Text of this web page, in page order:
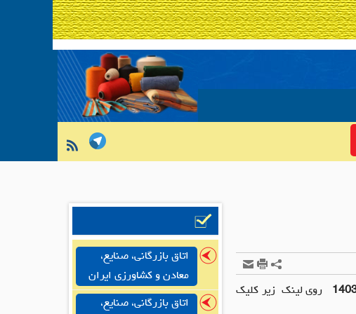
روی لینک زیر کلیک
اتاق بازرگانی، صنایع،
معادن و کشاورزی ایران
اتاق بازرگانی، صنایع،